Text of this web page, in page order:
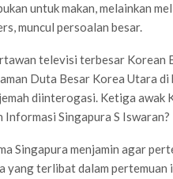
untuk makan, melainkan
muncul persoalan besar.
televisi terbesar Korean
Duta Besar Korea Utara
diinterogasi. Ketiga
Singapura S Iswaran?
Singapura menjamin agar
yang terlibat dalam